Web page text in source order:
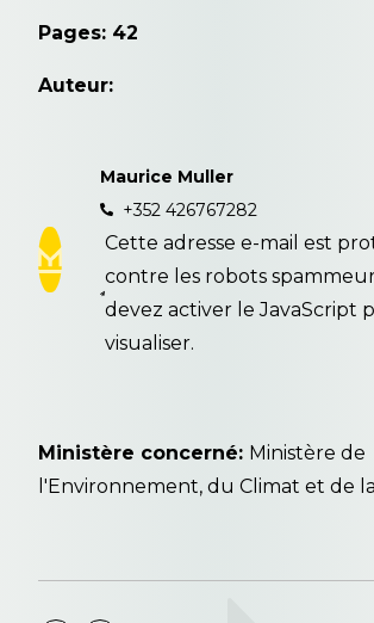
Pages: 42
Auteur:
Maurice Muller
+352 426767282
Cette adresse e-mail est
contre les robots
devez activer le JavaScript
visualiser.
Ministère concerné: Ministère de
l'Environnement, du Climat et de